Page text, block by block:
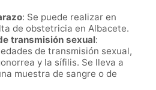
: Se puede realizar en
de obstetricia en Albacete.
transmisión sexual:
de transmisión sexual,
y la sífilis. Se lleva a
muestra de sangre o de